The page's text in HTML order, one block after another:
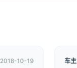
2018-10-19 车